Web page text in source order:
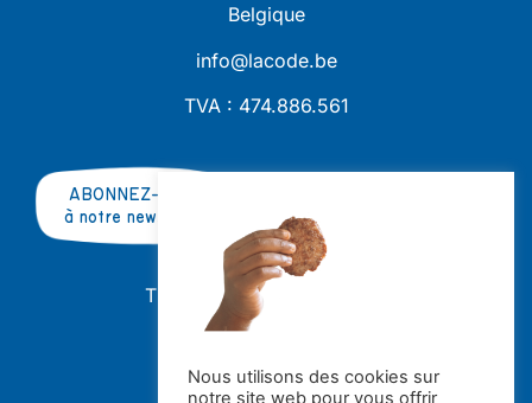
Belgique
info@lacode.be
TVA : 474.886.561
ABONNEZ-VOUS
à notre newsletter
TRAVAILLER AVEC NOUS ?
STAGES
Nous utilisons des cookies sur
notre site web pour vous offrir